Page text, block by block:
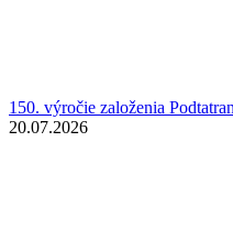
150. výročie založenia
20.07.2026